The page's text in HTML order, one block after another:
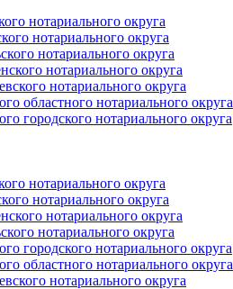
нотариального округа
нотариального округа
нотариального округа
нотариального округа
нотариального округа
областного нотариального округа
городского нотариального округа
нотариального округа
нотариального округа
нотариального округа
нотариального округа
городского нотариального округа
областного нотариального округа
нотариального округа